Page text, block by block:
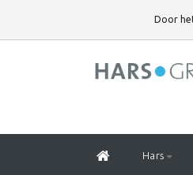
GA JE AKKOORD MET HET
Hars
Door